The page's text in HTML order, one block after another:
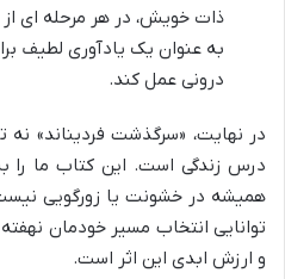
ذات خویش، در هر مرحله ای از
به عنوان یک یادآوری لطیف
درونی عمل کند.
در نهایت، «سرگذشت فردیناند»
درس زندگی است. این کتاب ما را
همیشه در خشونت یا زورگویی
توانایی انتخاب مسیر خودمان
و ارزش ابدی این اثر است.